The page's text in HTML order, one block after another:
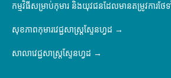
កម្មវិធីសម្រាប់កុមារ និងយុវជនដែលមានតម្រូវការថ
សុខភាពកុមារវេជ្ជសាស្ត្រស្ទែនហ្វដ
សាលាវេជ្ជសាស្ត្រស្ទែនហ្វដ